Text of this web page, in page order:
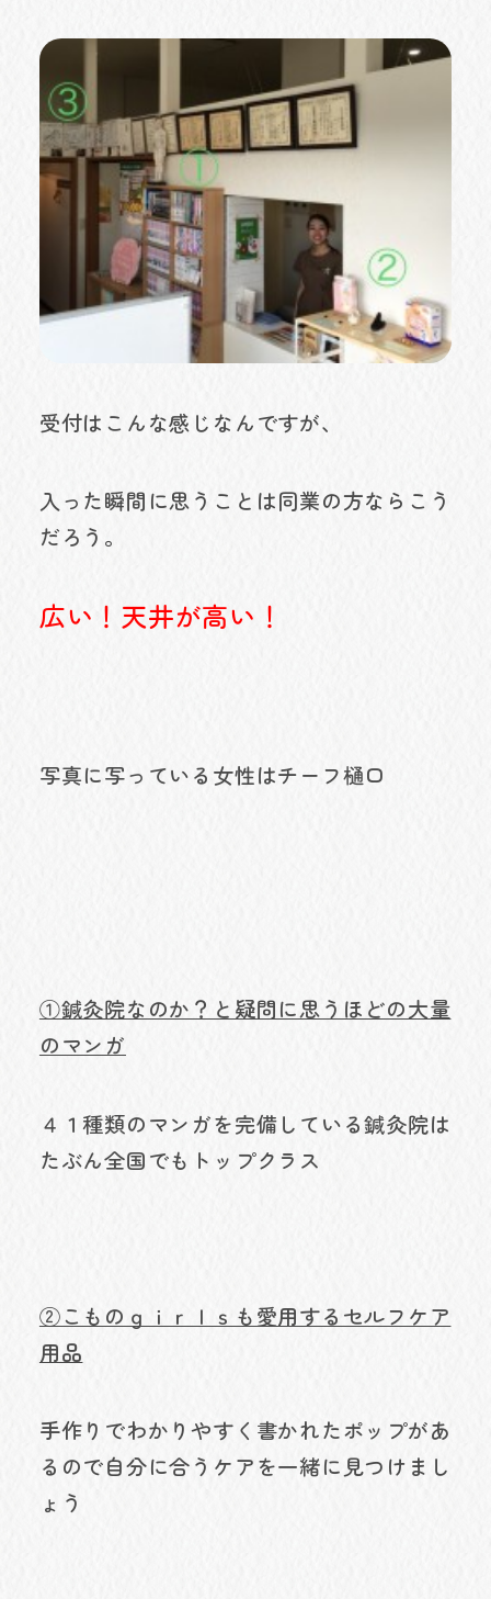
受付はこんな感じなんですが、
入った瞬間に思うことは同業の方ならこう
だろう。
広い！天井が高い！
写真に写っている女性はチーフ樋口
①鍼灸院なのか？と疑問に思うほどの大量
のマンガ
４１種類のマンガを完備している鍼灸院は
たぶん全国でもトップクラス
②こものｇｉｒｌｓも愛用するセルフケア
用品
手作りでわかりやすく書かれたポップがあ
るので自分に合うケアを一緒に見つけまし
ょう